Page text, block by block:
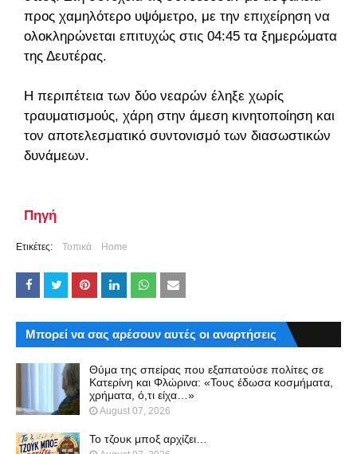
προς χαμηλότερο υψόμετρο, με την επιχείρηση να
ολοκληρώνεται επιτυχώς στις 04:45 τα ξημερώματα
της Δευτέρας.
Η περιπέτεια των δύο νεαρών έληξε χωρίς
τραυματισμούς, χάρη στην άμεση κινητοποίηση και
τον αποτελεσματικό συντονισμό των διασωστικών
δυνάμεων.
Πηγή
Ετικέτες: Τοπικά Home
Μπορεί να σας αρέσουν αυτές οι αναρτήσεις
Θύμα της σπείρας που εξαπατούσε πολίτες σε
Κατερίνη και Φλώρινα: «Τους έδωσα κοσμήματα,
χρήματα, ό,τι είχα…»
August 07, 2026
Το τζουκ μπoξ αρχίζει…